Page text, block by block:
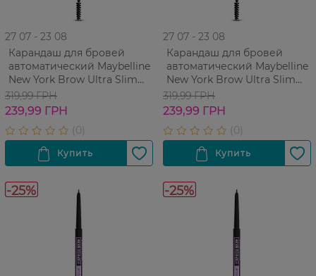
27 07 - 23 08
Карандаш для бровей
автоматический Maybelline
New York Brow Ultra Slim
Deep Brown 1 шт
319,99 ГРН
239,99 ГРН
27 07 - 23 08
Карандаш для бровей
автоматический Maybelline
New York Brow Ultra Slim
Medium Brown 1 шт
319,99 ГРН
239,99 ГРН
-25% -25%